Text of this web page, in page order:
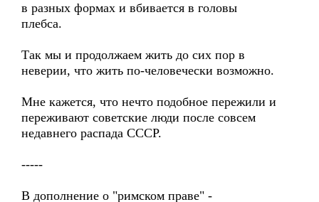
в разных формах и вбивается в головы
плебса.
Так мы и продолжаем жить до сих пор в
неверии, что жить по-человечески возможно.
Мне кажется, что нечто подобное пережили и
переживают советские люди после совсем
недавнего распада СССР.
-----
В дополнение о "римском праве" -